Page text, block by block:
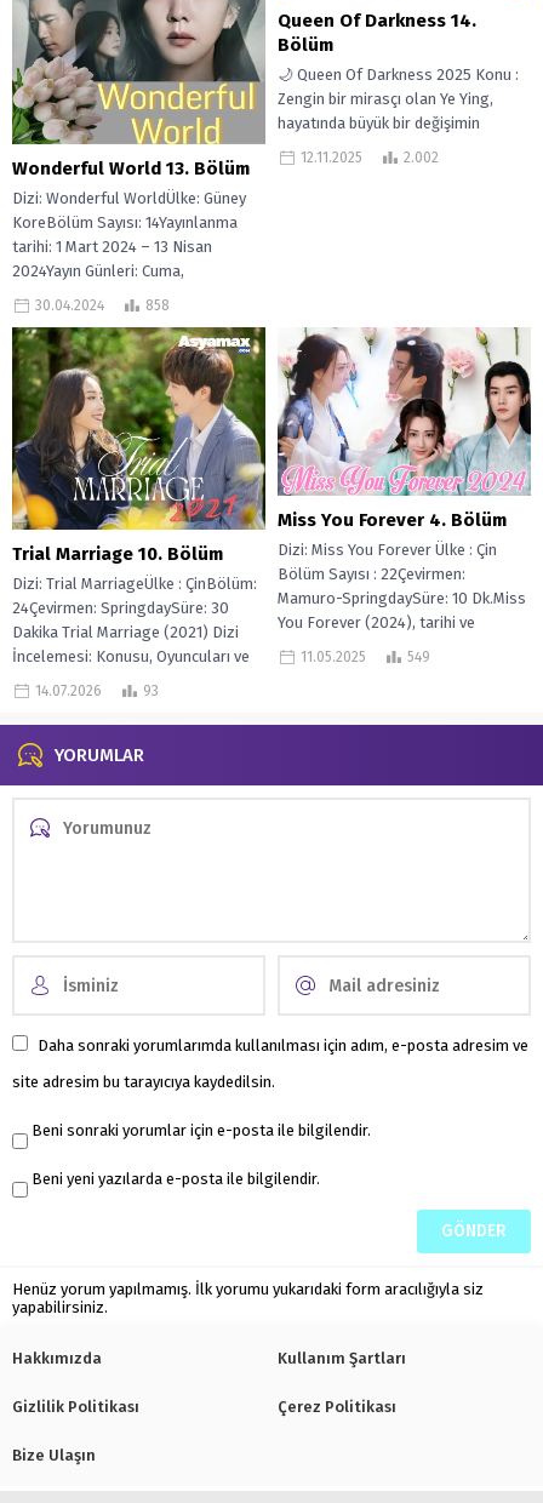
Wonderful World 13. Bölüm
Dizi: Wonderful WorldÜlke: Güney
KoreBölüm Sayısı: 14Yayınlanma
tarihi: 1 Mart 2024 – 13 Nisan
2024Yayın Günleri: Cuma,
CumartesiSüre 1 sa....
30.04.2024 858
Queen Of Darkness 14.
Bölüm
🌙 Queen Of Darkness 2025 Konu :
Zengin bir mirasçı olan Ye Ying,
hayatında büyük bir değişimin
ardından geçirdiği bir...
12.11.2025 2.002
Trial Marriage 10. Bölüm
Dizi: Trial MarriageÜlke : ÇinBölüm:
24Çevirmen: SpringdaySüre: 30
Dakika Trial Marriage (2021) Dizi
İncelemesi: Konusu, Oyuncuları ve
İzleme Rehberi Trial...
14.07.2026 93
Miss You Forever 4. Bölüm
Dizi: Miss You Forever Ülke : Çin
Bölüm Sayısı : 22Çevirmen:
Mamuro-SpringdaySüre: 10 Dk.Miss
You Forever (2024), tarihi ve
gizem...
11.05.2025 549
YORUMLAR
Daha sonraki yorumlarımda kullanılması için adım, e-posta adresim ve
site adresim bu tarayıcıya kaydedilsin.
Beni sonraki yorumlar için e-posta ile bilgilendir.
Beni yeni yazılarda e-posta ile bilgilendir.
Henüz yorum yapılmamış. İlk yorumu yukarıdaki form aracılığıyla siz
yapabilirsiniz.
Hakkımızda Kullanım Şartları
Gizlilik Politikası Çerez Politikası
Bize Ulaşın